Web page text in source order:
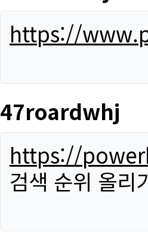
https://
47roardwhj
https://
검색 순위 올리